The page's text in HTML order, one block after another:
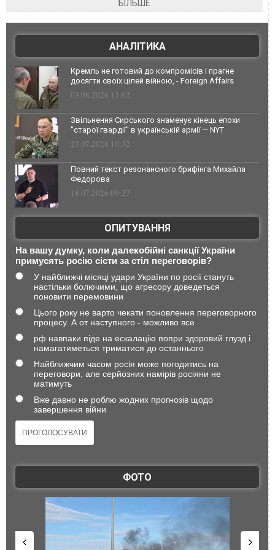
БІЛЬШЕ
АНАЛІТИКА
Кремль не готовий до компромісів і прагне
досягти своїх цілей війною, - Foreign Affairs
03.08.2026 13:02
Звільнення Сирського знаменує кінець епохи
"старої гвардії" в українській армії — NYT
23.07.2026 10:32
Повний текст резонансного брифінга Михайла
Федорова
18.07.2026 09:27
ОПИТУВАННЯ
На вашу думку, коли далекобійні санкції України
примусять росію сісти за стіл переговорів?
У найближчі місяці удари України по росії стануть
настільки болючими, що агресору доведеться
поновити перемовини
Цього року не варто чекати поновлення переговорного
процесу. А от наступного - можливо все
рф навпаки піде на ескалацію попри здоровий глузд і
намагатиметься триматися до останнього
Найближчим часом росія може погодитись на
переговори, але серйозних намірів росіяни не
матимуть
Вже давно не роблю жодних прогнозів щодо
завершення війни
ФОТО